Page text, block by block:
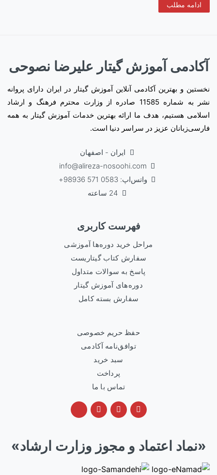
ادامه مطلب
آکادمی آموزش گیتار علیرضا نصوحی
نخستین و بهترین آکادمی آنلاین آموزش گیتار در ایران دارای پروانه
نشر به شماره 11585 صادره از وزارت محترم فرهنگ و ارشاد
اسلامی هستیم، هدف ما ارائه بهترین خدمات آموزش گیتار به همه
فارسی‌زبانان عزیز در سراسر دنیا است.
ایران - اصفهان
info@alireza-nosoohi.com
واتس‌اپ: 0583 571 98936+
24 ساعته
فهرست کاربری
مراحل خرید دوره‌ها آموزشی
سفارش کتاب گیتاریست
پاسخ به سوالات متداول
دوره‌های آموزش گیتار
سفارش بسته کامل
حفظ حریم خصوصی
توافق‌نامه آکادمی
سبد خرید
پرداخت
تماس با ما
«نماد اعتماد و مجوز وزارت ارشاد»